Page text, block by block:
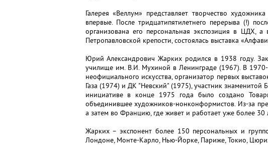
Галерея «Веллум» представляет творчество
впервые. После тридцатипятилетнего перерыва (!)
организована его персональная экспозиция в ЦДХ,
Петропавловской крепости, состоялась выставка
Юрий Александрович Жарких родился в 1938 году.
училище им. В.И. Мухиной в Ленинграде (1967). В
неофициального искусства, организатор первых
Газа (1974) и ДК "Невский" (1975), участник знаменитой
инициативе в конце 1975 года было создано
объединившее художников-нонконформистов. Из-за
а затем во Францию, где живет и работает уже более 30
Жарких – экспонент более 150 персональных и
Лондоне, Монте-Карло, Нью-Йорке, Париже, Токио,